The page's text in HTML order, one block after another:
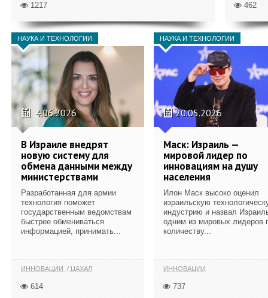
1217 462
НАУКА И ТЕХНОЛОГИИ
4.06.2026
В Израиле внедрят
новую систему для
обмена данными между
министерствами
Разработанная для армии
технология поможет
государственным ведомствам
быстрее обмениваться
информацией, принимать...
ИННОВАЦИИ ЦАХАЛ
614
НАУКА И ТЕХНОЛОГИИ
20.05.2026
Маск: Израиль —
мировой лидер по
инновациям на душу
населения
Илон Маск высоко оценил
израильскую
индустрию и назвал
одним из мировых лидеров
количеству...
ИННОВАЦИИ
737